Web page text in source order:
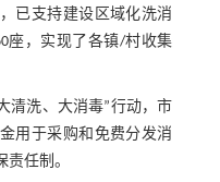
已支持建设区域化洗消
座，实现了各镇/村收集
清洗、大消毒”行动，市
用于采购和免费分发消
任制。